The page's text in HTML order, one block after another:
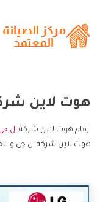
هوت لاين
ارقام هوت لاين شركة ال
هوت لاين شركة ال جي و